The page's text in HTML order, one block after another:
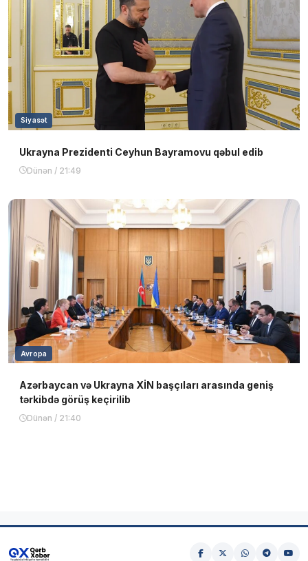
Siyasət
Ukrayna Prezidenti Ceyhun Bayramovu qəbul edib
Dünən / 21:49
Avropa
Azərbaycan və Ukrayna XİN başçıları arasında geniş
tərkibdə görüş keçirilib
Dünən / 21:40